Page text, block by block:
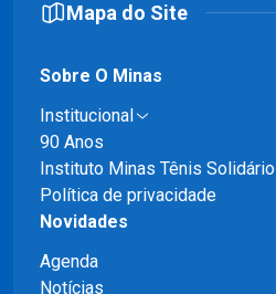
Mapa do Site
Sobre O Minas
Institucional
90 Anos
Instituto Minas Tênis Solidário
Política de privacidade
Novidades
Agenda
Notícias